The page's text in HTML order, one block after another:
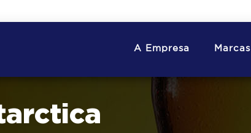
A Empresa Marcas